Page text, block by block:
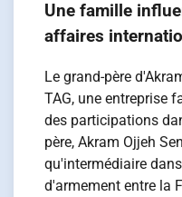
Une famille
affaires
Le grand-père
TAG, une entreprise
des participations
père, Akram Ojjeh
qu'intermédiaire
d'armement entre la